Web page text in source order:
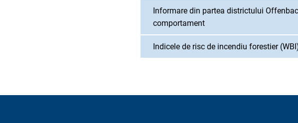
Informare din partea districtului
comportament
Indicele de risc de incendiu forestier